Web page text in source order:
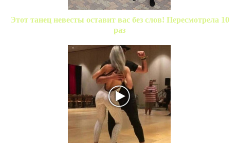
Этот танец невесты оставит вас без слов! Пересмотрела 10
раз